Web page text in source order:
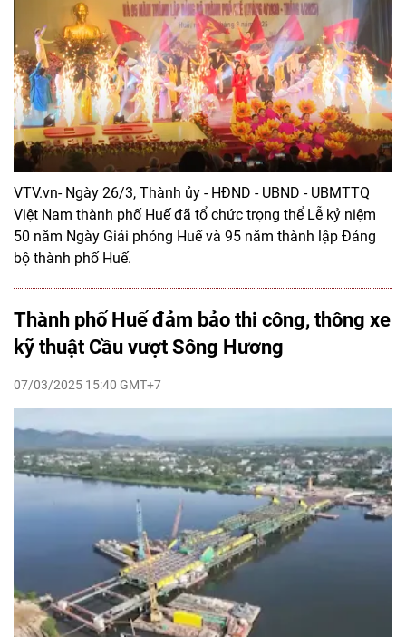
VTV.vn- Ngày 26/3, Thành ủy - HĐND - UBND - UBMTTQ
Việt Nam thành phố Huế đã tổ chức trọng thể Lễ kỷ niệm
50 năm Ngày Giải phóng Huế và 95 năm thành lập Đảng
bộ thành phố Huế.
Thành phố Huế đảm bảo thi công, thông xe
kỹ thuật Cầu vượt Sông Hương
07/03/2025 15:40 GMT+7